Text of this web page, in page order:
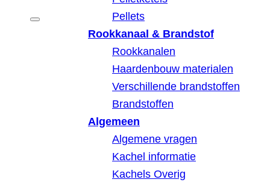
Pellets
Rookkanaal & Brandstof
Rookkanalen
Haardenbouw materialen
Verschillende brandstoffen
Brandstoffen
Algemeen
Algemene vragen
Kachel informatie
Kachels Overig